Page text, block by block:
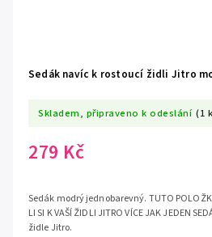
Sedák navíc k rostoucí židli Jitro
Skladem, připraveno k odeslání (1
279 Kč
Sedák modrý jednobarevný. TUTO
LI SI K VAŠÍ ŽIDLI JITRO VÍCE JAK JEDEN
židle Jitro.